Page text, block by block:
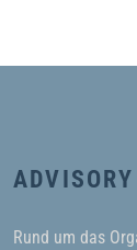
Rund um das